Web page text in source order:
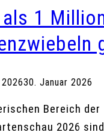
1
30. Januar 2026
Bereich der
2026